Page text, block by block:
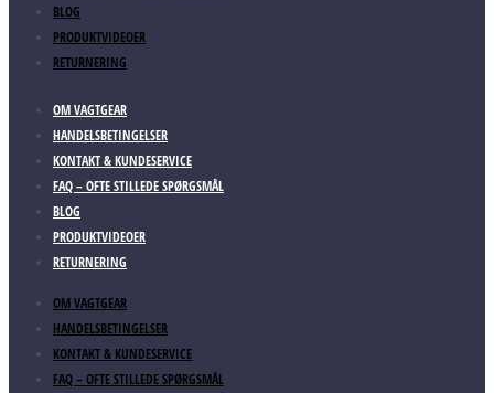
BLOG
PRODUKTVIDEOER
RETURNERING
OM VAGTGEAR
HANDELSBETINGELSER
KONTAKT & KUNDESERVICE
FAQ – OFTE STILLEDE SPØRGSMÅL
BLOG
PRODUKTVIDEOER
RETURNERING
OM VAGTGEAR
HANDELSBETINGELSER
KONTAKT & KUNDESERVICE
FAQ – OFTE STILLEDE SPØRGSMÅL